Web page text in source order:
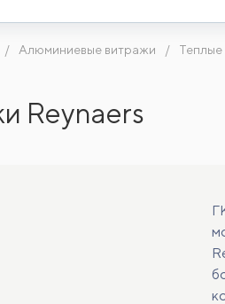
Алюминиевые витражи
Reynaers